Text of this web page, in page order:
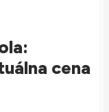
cena